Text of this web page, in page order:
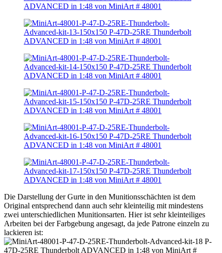
Die Darstellung der Gurte in den Munitionsschächten ist dem
Original entsprechend dann auch sehr kleinteilig mit mindestens
zwei unterschiedlichen Munitionsarten. Hier ist sehr kleinteiliges
Arbeiten bei der Farbgebung angesagt, da jede Patrone einzeln zu
lackieren ist: